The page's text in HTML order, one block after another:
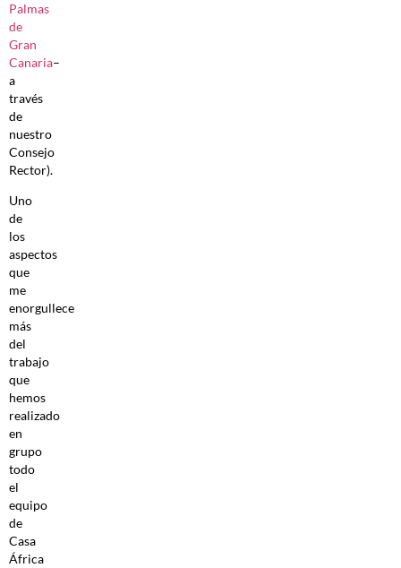
Palmas
de
Gran
Canaria–
a
través
de
nuestro
Consejo
Rector).
Uno
de
los
aspectos
que
me
enorgullece
más
del
trabajo
que
hemos
realizado
en
grupo
todo
el
equipo
de
Casa
África